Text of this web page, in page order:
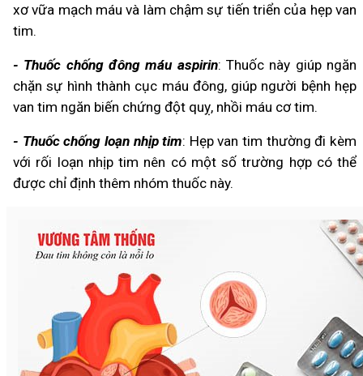
xơ vữa mạch máu và làm chậm sự tiến triển của hẹp van
tim.
- Thuốc chống đông máu aspirin: Thuốc này giúp ngăn
chặn sự hình thành cục máu đông, giúp người bệnh hẹp
van tim ngăn biến chứng đột quỵ, nhồi máu cơ tim.
- Thuốc chống loạn nhịp tim: Hẹp van tim thường đi kèm
với rối loạn nhịp tim nên có một số trường hợp có thể
được chỉ định thêm nhóm thuốc này.